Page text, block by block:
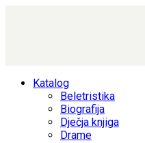
Katalog
Beletristika
Biografija
Dječja knjiga
Drame